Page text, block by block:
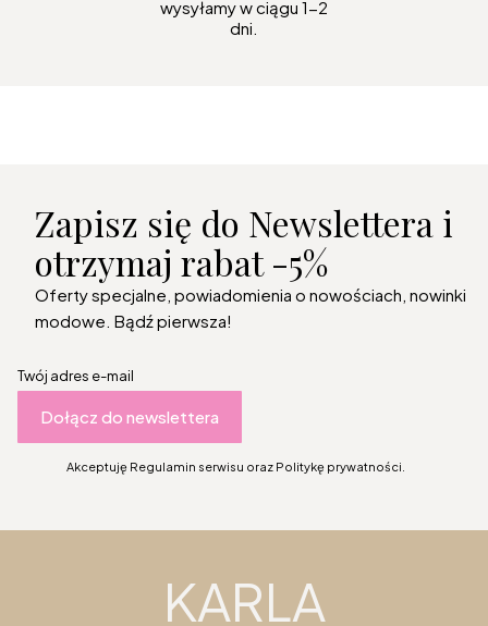
wysyłamy w ciągu 1-2
dni.
Zapisz się do Newslettera i
otrzymaj rabat -5%
Oferty specjalne, powiadomienia o nowościach, nowinki
modowe. Bądź pierwsza!
Twój adres e-mail
Dołącz do newslettera
Akceptuję Regulamin serwisu oraz Politykę prywatności.
KARLA